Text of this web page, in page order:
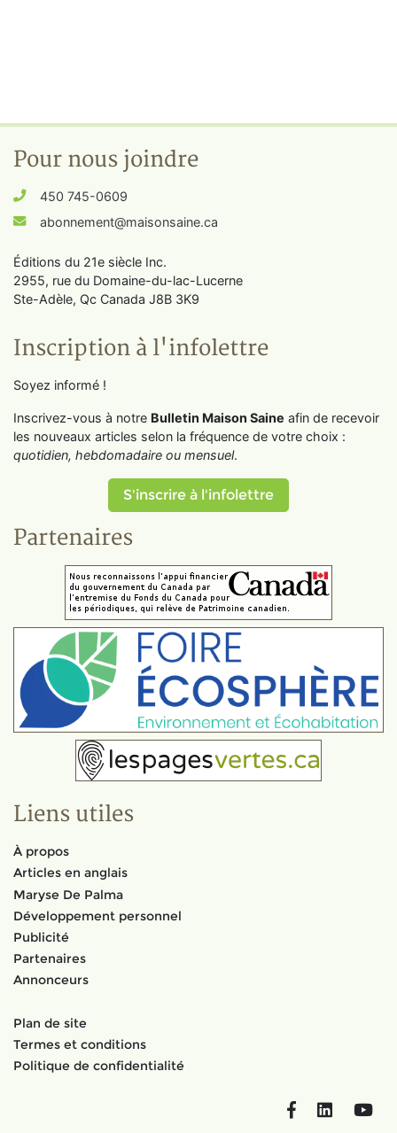
Pour nous joindre
450 745-0609
abonnement@maisonsaine.ca
Éditions du 21e siècle Inc.
2955, rue du Domaine-du-lac-Lucerne
Ste-Adèle, Qc Canada J8B 3K9
Inscription à l'infolettre
Soyez informé !
Inscrivez-vous à notre Bulletin Maison Saine afin de recevoir
les nouveaux articles selon la fréquence de votre choix :
quotidien, hebdomadaire ou mensuel.
S'inscrire à l'infolettre
Partenaires
Liens utiles
À propos
Articles en anglais
Maryse De Palma
Développement personnel
Publicité
Partenaires
Annonceurs
Plan de site
Termes et conditions
Politique de confidentialité
FacebookLinkedIn